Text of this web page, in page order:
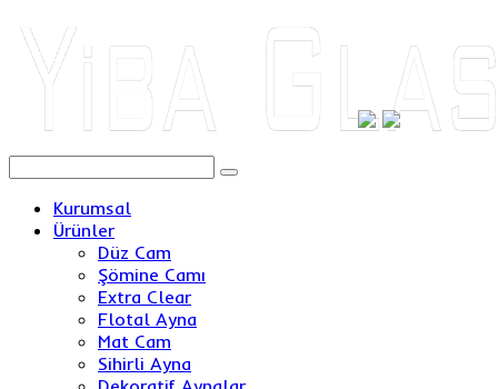
Kurumsal
Ürünler
Düz Cam
Şömine Camı
Extra Clear
Flotal Ayna
Mat Cam
Sihirli Ayna